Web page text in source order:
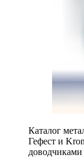
Каталог
Гефест и